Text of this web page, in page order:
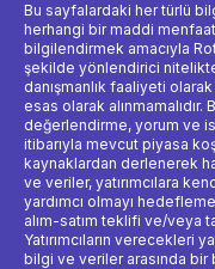
Bu sayfalardaki her türlü
herhangi bir maddi menfaat
bilgilendirmek amacıyla
şekilde yönlendirici nitelikte
danışmanlık faaliyeti
esas olarak
değerlendirme, yorum ve
itibarıyla mevcut piyasa
kaynaklardan derlenerek
ve veriler, yatırımcılara
yardımcı olmayı
alım-satım teklifi ve/veya
Yatırımcıların verecekleri
bilgi ve veriler arasında bir